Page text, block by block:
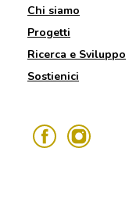
Chi siamo
Progetti
Ricerca e Sviluppo
Sostienici